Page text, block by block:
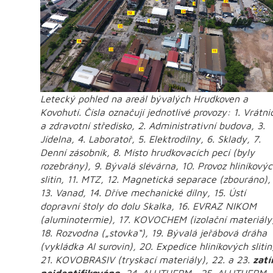
Letecký pohled na areál bývalých Hrudkoven a
Kovohutí. Čísla označují jednotlivé provozy: 1.
a zdravotní středisko, 2. Administrativní budova, 3.
Jídelna, 4. Laboratoř, 5. Elektrodílny, 6. Sklady, 7.
Denní zásobník, 8. Místo hrudkovacích pecí (byly
rozebrány), 9. Bývalá slévárna, 10. Provoz
slitin, 11. MTZ, 12. Magnetická separace (zbouráno),
13. Vanad, 14. Dříve mechanické dílny, 15. Ústí
dopravní štoly do dolu Skalka, 16. EVRAZ NIKOM
(aluminotermie), 17. KOVOCHEM (izolační
18. Rozvodna („stovka“), 19. Bývalá jeřábová dráha
(vykládka Al surovin), 20. Expedice hliníkových
21. KOVOBRASIV (tryskací materiály), 22. a 23.